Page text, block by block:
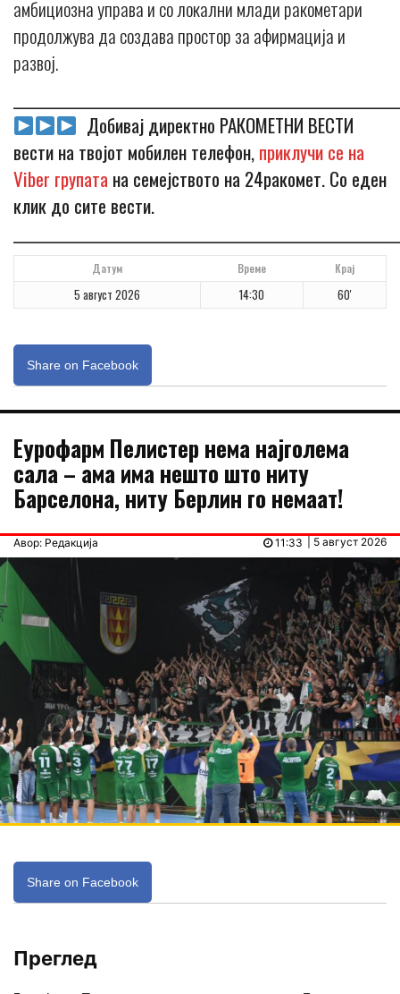
амбициозна управа и со локални млади ракометари
продолжува да создава простор за афирмација и
развој.
Добивај директно РАКОМЕТНИ ВЕСТИ
вести на твојот мобилен телефон,приклучи се на
Viber групата на семејството на 24ракомет. Со еден
клик до сите вести.
Датум Време Крај
5 август 2026 14:30 60'
Share on Facebook
Еурофарм Пелистер нема најголема
сала – ама има нешто што ниту
Барселона, ниту Берлин го немаат!
Авор: Редакција | 5 август 2026
11:33
Share on Facebook
Преглед